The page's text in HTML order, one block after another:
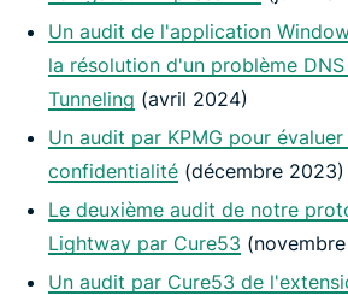
Un audit de l'application
la résolution d'un problème
Tunneling (avril 2024)
Un audit par KPMG pour
confidentialité (décembre 2023)
Le deuxième audit de notre
Lightway par Cure53
Un audit par Cure53 de